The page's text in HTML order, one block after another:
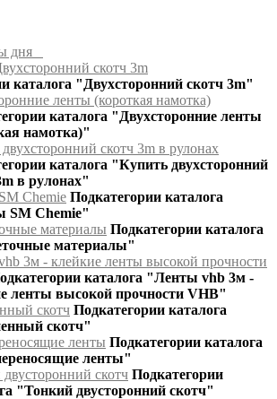
дня
скотч 3m
каталога "Двухсторонний скотч 3m"
ленты (короткая намотка)
каталога "Двухсторонние ленты
намотка)"
скотч 3m в рулонах
каталога "Купить двухсторонний
в рулонах"
Chemie Подкатегории каталога
SM Chemie"
материалы Подкатегории каталога
материалы"
3м - клейкие ленты высокой прочности
каталога "Ленты vhb 3м -
ленты высокой прочности VHB"
скотч Подкатегории каталога
скотч"
ленты Подкатегории каталога
ленты"
скотч Подкатегории
"Тонкий двусторонний скотч"